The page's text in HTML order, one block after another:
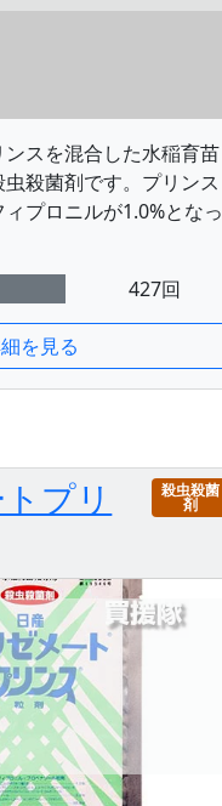
スを混合した水稲育苗
殺菌剤です。プリンス
プロニルが1.0%となっ
427回
を見る
プリ
殺虫殺菌
剤